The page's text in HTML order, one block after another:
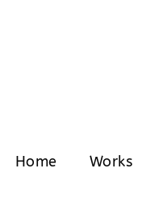
Home Works